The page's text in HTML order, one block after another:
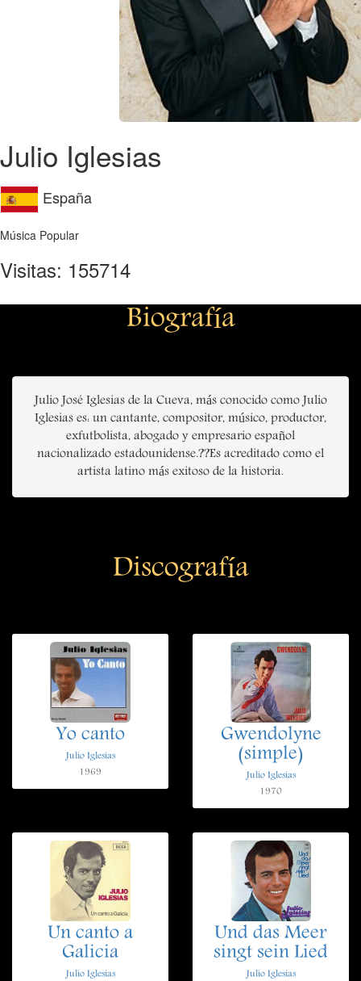
Julio Iglesias
España
Música Popular
Visitas: 155714
Biografía
Julio José Iglesias de la Cueva, más conocido como Julio
Iglesias es: un cantante, compositor, músico, productor,
exfutbolista, abogado y empresario español
nacionalizado estadounidense.??Es acreditado como el
artista latino más exitoso de la historia.
Discografía
Yo canto
Julio Iglesias
1969
Gwendolyne
(simple)
Julio Iglesias
1970
Un canto a
Galicia
Julio Iglesias
Und das Meer
singt sein Lied
Julio Iglesias